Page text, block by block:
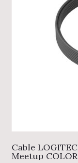
Cable
Meetup